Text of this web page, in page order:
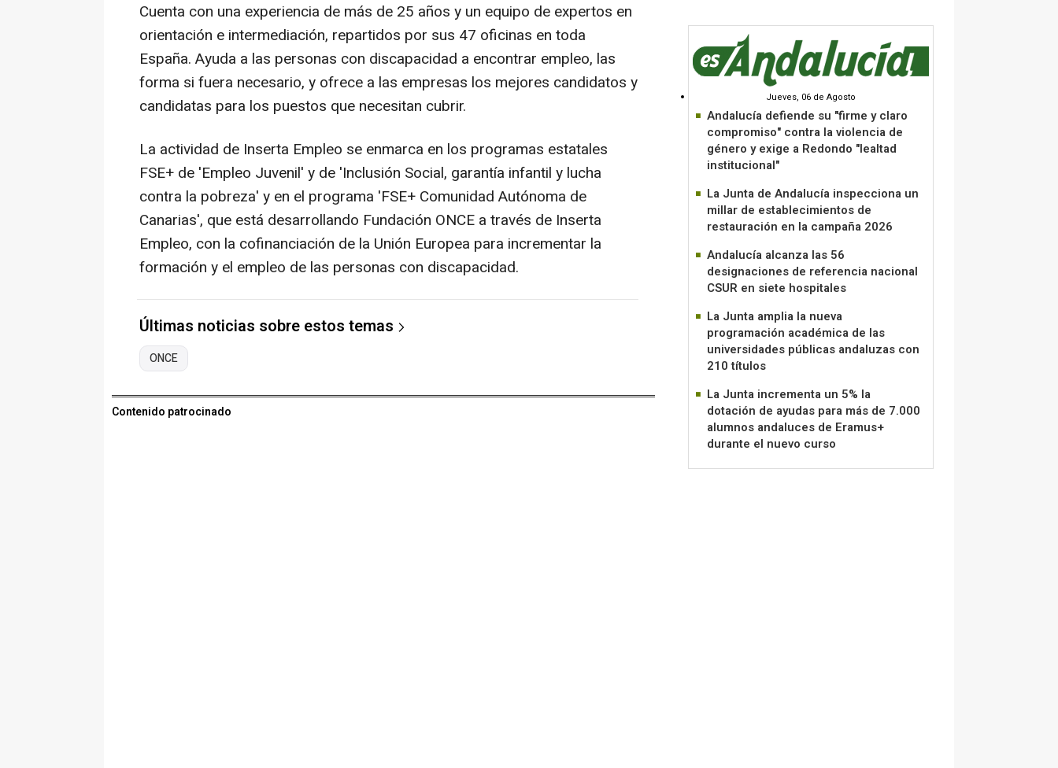
Cuenta con una experiencia de más de 25 años y un equipo de expertos en
orientación e intermediación, repartidos por sus 47 oficinas en toda
España. Ayuda a las personas con discapacidad a encontrar empleo, las
forma si fuera necesario, y ofrece a las empresas los mejores candidatos y
candidatas para los puestos que necesitan cubrir.
La actividad de Inserta Empleo se enmarca en los programas estatales
FSE+ de 'Empleo Juvenil' y de 'Inclusión Social, garantía infantil y lucha
contra la pobreza' y en el programa 'FSE+ Comunidad Autónoma de
Canarias', que está desarrollando Fundación ONCE a través de Inserta
Empleo, con la cofinanciación de la Unión Europea para incrementar la
formación y el empleo de las personas con discapacidad.
Últimas noticias sobre estos temas
ONCE
Contenido patrocinado
Jueves, 06 de Agosto
Andalucía defiende su "firme y claro
compromiso" contra la violencia de
género y exige a Redondo "lealtad
institucional"
La Junta de Andalucía inspecciona un
millar de establecimientos de
restauración en la campaña 2026
Andalucía alcanza las 56
designaciones de referencia nacional
CSUR en siete hospitales
La Junta amplia la nueva
programación académica de las
universidades públicas andaluzas con
210 títulos
La Junta incrementa un 5% la
dotación de ayudas para más de 7.000
alumnos andaluces de Eramus+
durante el nuevo curso